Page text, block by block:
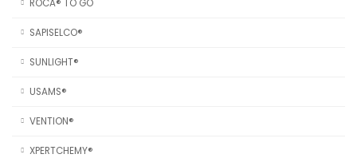
ROCA® TO GO
SAPISELCO®
SUNLIGHT®
USAMS®
VENTION®
XPERTCHEMY®